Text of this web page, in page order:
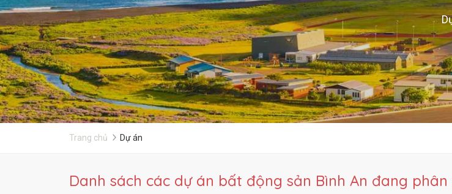
Trang chủ Dự án
Danh sách các dự án bất động sản Bình An đang